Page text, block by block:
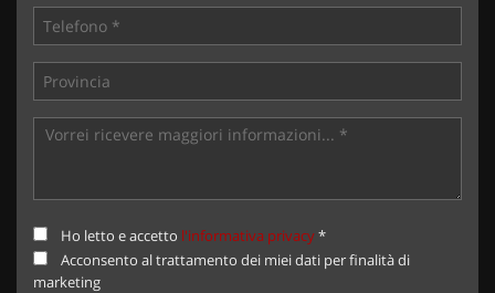
Ho letto e accetto l'informativa privacy*
Acconsento al trattamento dei miei dati per finalità di
marketing